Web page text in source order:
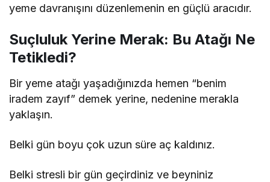
yeme davranışını düzenlemenin en güçlü aracıdır.
Suçluluk Yerine Merak: Bu Atağı Ne
Tetikledi?
Bir yeme atağı yaşadığınızda hemen “benim
iradem zayıf” demek yerine, nedenine merakla
yaklaşın.
Belki gün boyu çok uzun süre aç kaldınız.
Belki stresli bir gün geçirdiniz ve beyniniz